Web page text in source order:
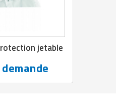
jetable